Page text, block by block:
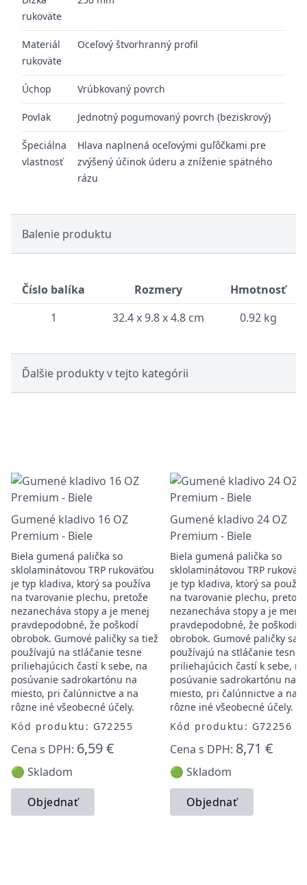
rukoväte
Materiál
rukoväte
Oceľový štvorhranný profil
Úchop Vrúbkovaný povrch
Povlak Jednotný pogumovaný povrch (beziskrový)
Špeciálna
vlastnosť
Hlava naplnená oceľovými guľôčkami pre
zvýšený účinok úderu a zníženie spätného
rázu
Balenie produktu
Číslo balíka Rozmery
Hmotnosť
1
32.4 x 9.8 x 4.8 cm 0.92 kg
Ďalšie produkty v tejto kategórii
Gumené kladivo 16 OZ
Premium - Biele
Biela gumená palička so
sklolaminátovou TRP rukoväťou
je typ kladiva, ktorý sa používa
na tvarovanie plechu, pretože
nezanecháva stopy a je menej
pravdepodobné, že poškodí
obrobok. Gumové paličky sa tiež
používajú na stláčanie tesne
priliehajúcich častí k sebe, na
posúvanie sadrokartónu na
miesto, pri čalúnnictve a na
rôzne iné všeobecné účely.
Kód produktu: G72255
Cena s DPH: 6,59 €
🟢 Skladom
Objednať
Gumené kladivo 24 OZ
Premium - Biele
Biela gumená palička so
sklolaminátovou TRP
je typ kladiva, ktorý sa
na tvarovanie plechu, pretože
nezanecháva stopy a je
pravdepodobné, že poškodí
obrobok. Gumové paličky sa
používajú na stláčanie tesne
priliehajúcich častí k sebe, na
posúvanie sadrokartónu na
miesto, pri čalúnnictve a na
rôzne iné všeobecné účely.
Kód produktu: G72256
Cena s DPH: 8,71 €
🟢 Skladom
Objednať